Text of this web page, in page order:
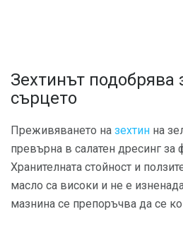
Зехтинът подобрява
сърцето
Преживяването на зехтин на
превърна в салатен дресинг за
Хранителната стойност и
масло са високи и не е
мазнина се препоръчва да се